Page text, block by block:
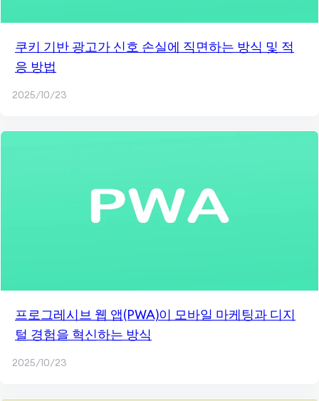
쿠키 기반 광고가 신호 손실에 직면하는 방식 및 적
응 방법
2025/10/23
프로그레시브 웹 앱(PWA)이 모바일 마케팅과 디지
털 경험을 혁신하는 방식
2025/10/23